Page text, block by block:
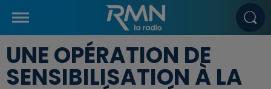
UNE OPÉRATION DE
SENSIBILISATION À LA